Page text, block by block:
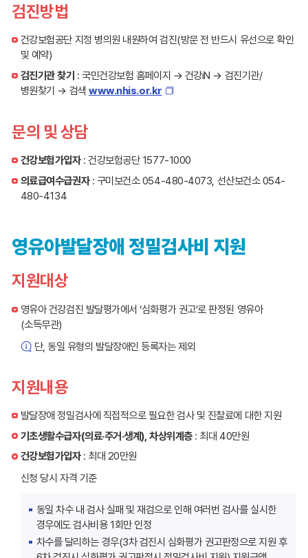
로
분
는
입
검진방법
건강보험공단 지정 병의원 내원하여 검진(방문 전 반드시 유선으로 확인
및 예약)
검진기관 찾기 : 국민건강보험 홈페이지 → 건강iN → 검진기관/
병원찾기 → 검색www.nhis.or.kr
문의 및 상담
건강보험가입자: 건강보험공단 1577-1000
의료급여수급권자: 구미보건소 054-480-4073, 선산보건소 054-
480-4134
영유아발달장애 정밀검사비 지원
지원대상
영유아 건강검진 발달평가에서 ‘심화평가 권고’로 판정된 영유아
(소득무관)
단, 동일 유형의 발달장애인 등록자는 제외
지원내용
발달장애 정밀검사에 직접적으로 필요한 검사 및 진찰료에 대한 지원
기초생활수급자(의료·주거·생계), 차상위계층: 최대 40만원
건강보험가입자 : 최대 20만원
신청 당시 자격 기준
동일 차수 내 검사 실패 및 재검으로 인해 여러번 검사를 실시한
경우에도 검사비용 1회만 인정
차수를 달리하는 경우(3차 검진시 심화평가 권고판정으로 지원 후